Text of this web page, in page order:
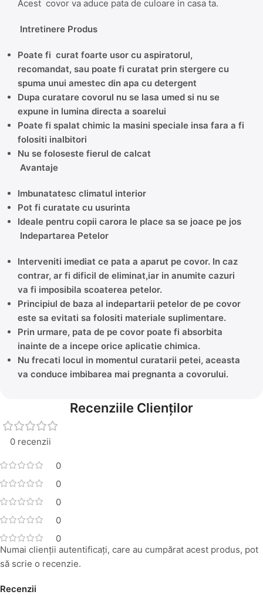
Acest covor va aduce pata de culoare in casa ta.
Intretinere Produs
Poate fi curat foarte usor cu aspiratorul,
recomandat, sau poate fi curatat prin stergere cu
spuma unui amestec din apa cu detergent
Dupa curatare covorul nu se lasa umed si nu se
expune in lumina directa a soarelui
Poate fi spalat chimic la masini speciale insa fara a fi
folositi inalbitori
Nu se foloseste fierul de calcat
Avantaje
Imbunatatesc climatul interior
Pot fi curatate cu usurinta
Ideale pentru copii carora le place sa se joace pe jos
Indepartarea Petelor
Interveniti imediat ce pata a aparut pe covor. In caz
contrar, ar fi dificil de eliminat,iar in anumite cazuri
va fi imposibila scoaterea petelor.
Principiul de baza al indepartarii petelor de pe covor
este sa evitati sa folositi materiale suplimentare.
Prin urmare, pata de pe covor poate fi absorbita
inainte de a incepe orice aplicatie chimica.
Nu frecati locul in momentul curatarii petei, aceasta
va conduce imbibarea mai pregnanta a covorului.
Recenziile Clienților
0 recenzii
0
0
0
0
0
Recenzii
Numai clienții autentificați, care au cumpărat acest produs, pot
să scrie o recenzie.